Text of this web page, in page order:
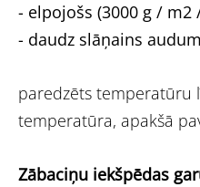
- elpojošs (3000 g / m2
- daudz slāņains
paredzēts temperatūru
temperatūra, apakšā
Zābaciņu iekšpēdas